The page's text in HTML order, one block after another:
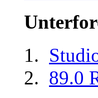
89.0